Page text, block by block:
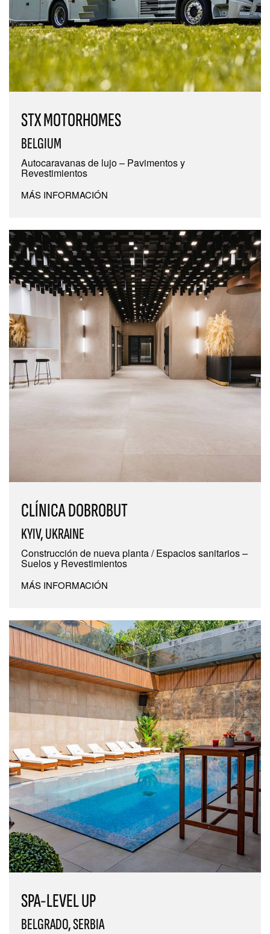
STX MOTORHOMES
BELGIUM
Autocaravanas de lujo – Pavimentos y
Revestimientos
MÁS INFORMACIÓN
CLÍNICA DOBROBUT
KYIV, UKRAINE
Construcción de nueva planta / Espacios sanitarios –
Suelos y Revestimientos
MÁS INFORMACIÓN
SPA-LEVEL UP
BELGRADO, SERBIA